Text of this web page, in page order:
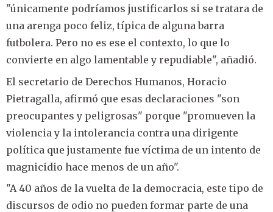
"únicamente podríamos justificarlos si se tratara de
una arenga poco feliz, típica de alguna barra
futbolera. Pero no es ese el contexto, lo que lo
convierte en algo lamentable y repudiable", añadió.
El secretario de Derechos Humanos, Horacio
Pietragalla, afirmó que esas declaraciones "son
preocupantes y peligrosas" porque "promueven la
violencia y la intolerancia contra una dirigente
política que justamente fue víctima de un intento de
magnicidio hace menos de un año".
"A 40 años de la vuelta de la democracia, este tipo de
discursos de odio no pueden formar parte de una